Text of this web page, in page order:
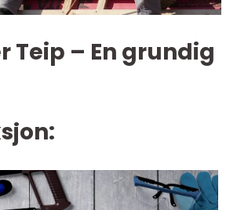
Teip – En grundig